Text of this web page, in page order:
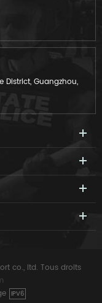
District, Guangzhou,
co., ltd. Tous droits
IPV6